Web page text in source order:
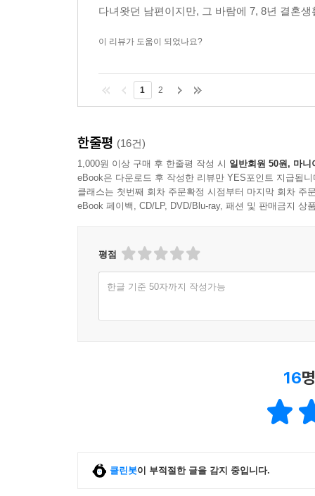
다녀왓던 남편이지만, 그 바람에 7, 8년 결혼
이 리뷰가 도움이 되었나요?
1 2
한줄평 (16건)
1,000원 이상 구매 후 한줄평 작성 시 일반회원 50원, 마니
eBook은 다운로드 후 작성한 리뷰만 YES포인트 지급됩니
클래스는 첫번째 회차 주문확정 시점부터 마지막 회차 주
eBook 페이백, CD/LP, DVD/Blu-ray, 패션 및 판매금지 상
평점
한글 기준 50자까지 작성가능
16
클린봇이 부적절한 글을 감지 중입니다.